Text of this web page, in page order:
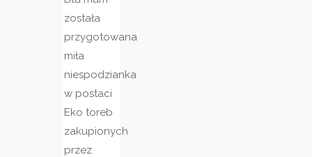
została
przygotowana
miła
niespodzianka
w postaci
Eko toreb
zakupionych
przez